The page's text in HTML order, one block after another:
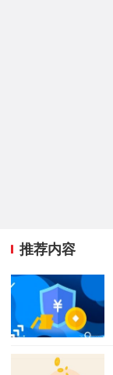
推荐内容